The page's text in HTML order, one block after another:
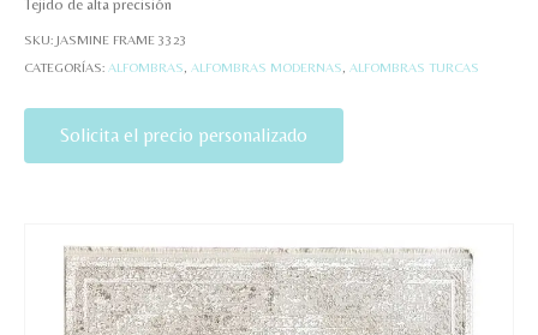
Tejido de alta precisión
SKU: JASMINE FRAME 3323
CATEGORÍAS: ALFOMBRAS ALFOMBRAS MODERNAS ALFOMBRAS TURCAS
Solicita el precio personalizado